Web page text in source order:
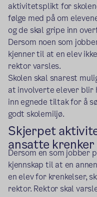
aktivitetsplikt for
følge med på om
og de skal gripe inn
Dersom noen som
kjenner til at en elev
rektor varsles.
Skolen skal snarest
at involverte elever blir
inn egnede tiltak for å
godt skolemiljø.
Skjerpet
ansatte
Dersom en som jobber
kjennskap til at en
en elev for krenkelser,
rektor. Rektor skal